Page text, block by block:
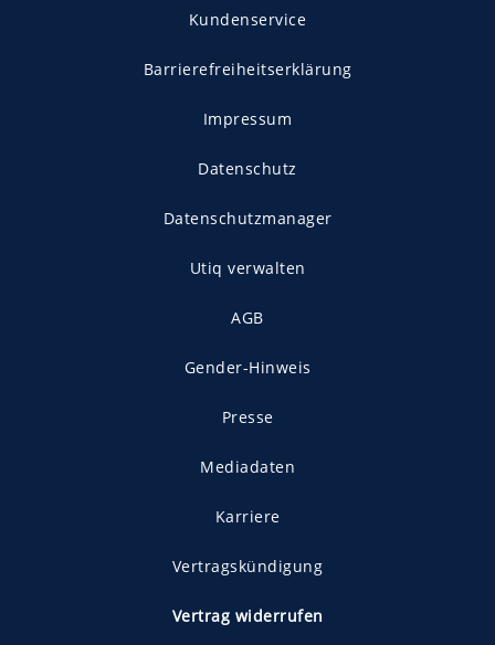
Kundenservice
Barrierefreiheitserklärung
Impressum
Datenschutz
Datenschutzmanager
Utiq verwalten
AGB
Gender-Hinweis
Presse
Mediadaten
Karriere
Vertragskündigung
Vertrag widerrufen